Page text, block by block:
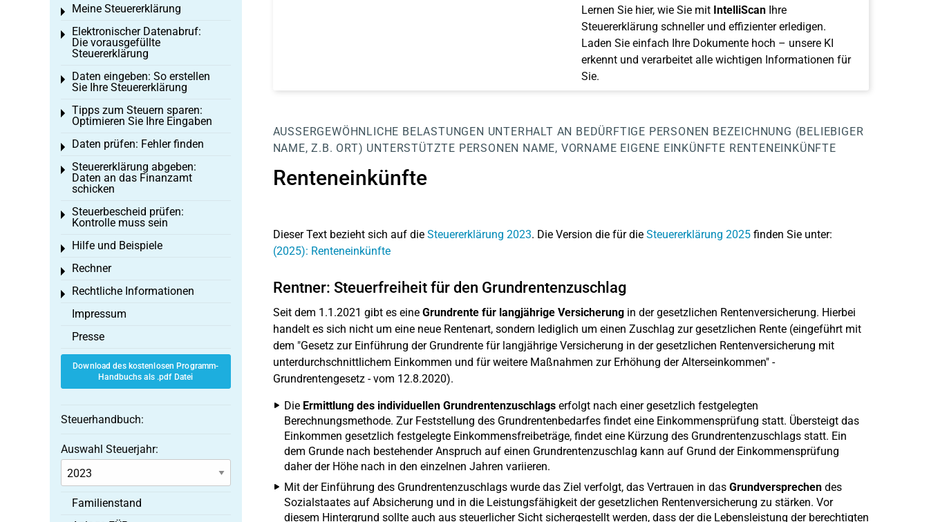
Lernen Sie hier, wie Sie mit IntelliScanIhre
Steuererklärung schneller und effizienter erledigen.
Laden Sie einfach Ihre Dokumente hoch – unsere KI
erkennt und verarbeitet alle wichtigen Informationen für
Sie.
AUSSERGEWÖHNLICHE BELASTUNGEN UNTERHALT AN BEDÜRFTIGE PERSONEN BEZEICHNUNG (BELIEBIGER
NAME, Z.B. ORT) UNTERSTÜTZTE PERSONEN NAME, VORNAME EIGENE EINKÜNFTE RENTENEINKÜNFTE
Renteneinkünfte
Dieser Text bezieht sich auf die Steuererklärung 2023. Die Version die für die Steuererklärung 2025finden Sie unter:
(2025): Renteneinkünfte
Rentner: Steuerfreiheit für den Grundrentenzuschlag
Seit dem 1.1.2021 gibt es eine Grundrente für langjährige Versicherungin der gesetzlichen Rentenversicherung. Hierbei
handelt es sich nicht um eine neue Rentenart, sondern lediglich um einen Zuschlag zur gesetzlichen Rente (eingeführt mit
dem "Gesetz zur Einführung der Grundrente für langjährige Versicherung in der gesetzlichen Rentenversicherung mit
unterdurchschnittlichem Einkommen und für weitere Maßnahmen zur Erhöhung der Alterseinkommen" -
Grundrentengesetz - vom 12.8.2020).
Die Ermittlung des individuellen Grundrentenzuschlagserfolgt nach einer gesetzlich festgelegten
Berechnungsmethode. Zur Feststellung des Grundrentenbedarfes findet eine Einkommensprüfung statt. Übersteigt das
Einkommen gesetzlich festgelegte Einkommensfreibeträge, findet eine Kürzung des Grundrentenzuschlags statt. Ein
dem Grunde nach bestehender Anspruch auf einen Grundrentenzuschlag kann auf Grund der Einkommensprüfung
daher der Höhe nach in den einzelnen Jahren variieren.
Mit der Einführung des Grundrentenzuschlags wurde das Ziel verfolgt, das Vertrauen in das Grundversprechendes
Sozialstaates auf Absicherung und in die Leistungsfähigkeit der gesetzlichen Rentenversicherung zu stärken. Vor
diesem Hintergrund sollte auch aus steuerlicher Sicht sichergestellt werden, dass der die Lebensleistung der berechtigten
Meine Steuererklärung
Toggle menu
Elektronischer Datenabruf:
Die vorausgefüllte
Steuererklärung
Toggle menu
Daten eingeben: So erstellen
Sie Ihre Steuererklärung
Toggle menu
Tipps zum Steuern sparen:
Optimieren Sie Ihre Eingaben
Toggle menu
Daten prüfen: Fehler finden
Toggle menu
Steuererklärung abgeben:
Daten an das Finanzamt
schicken
Toggle menu
Steuerbescheid prüfen:
Kontrolle muss sein
Toggle menu
Hilfe und Beispiele
Toggle menu
Rechner
Toggle menu
Rechtliche Informationen
Toggle menu
Impressum
Presse
Download des kostenlosen Programm-
Handbuchs als .pdf Datei
Steuerhandbuch:
Auswahl Steuerjahr:
Familienstand